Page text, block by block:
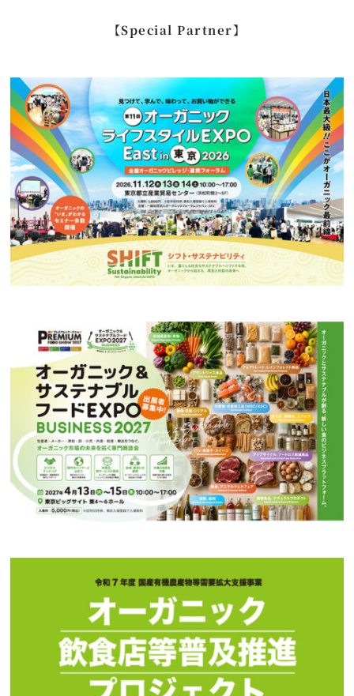
【Special Partner】